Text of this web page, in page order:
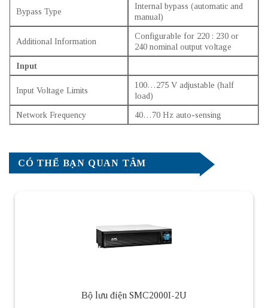
Bypass Type
Internal bypass (automatic and
manual)
Additional Information
Configurable for 220 : 230 or
240 nominal output voltage
Input
Input Voltage Limits
100…275 V adjustable (half
load)
Network Frequency
40…70 Hz auto-sensing
CÓ THỂ BẠN QUAN TÂM
Bộ lưu điện SMC2000I-2U